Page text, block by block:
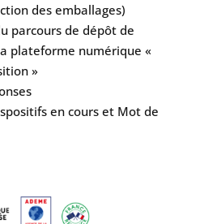
des emballages)
parcours de dépôt de
plateforme numérique «
»
en cours et Mot de